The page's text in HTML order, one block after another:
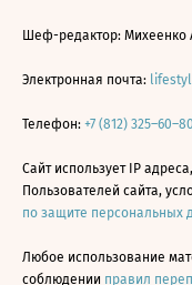
Шеф-редактор: Михеенко
Электронная почта:
Телефон: +7 (812) 325–60–80
Сайт использует IP
Пользователей сайта,
по защите персональных
Любое использование
соблюдении правил